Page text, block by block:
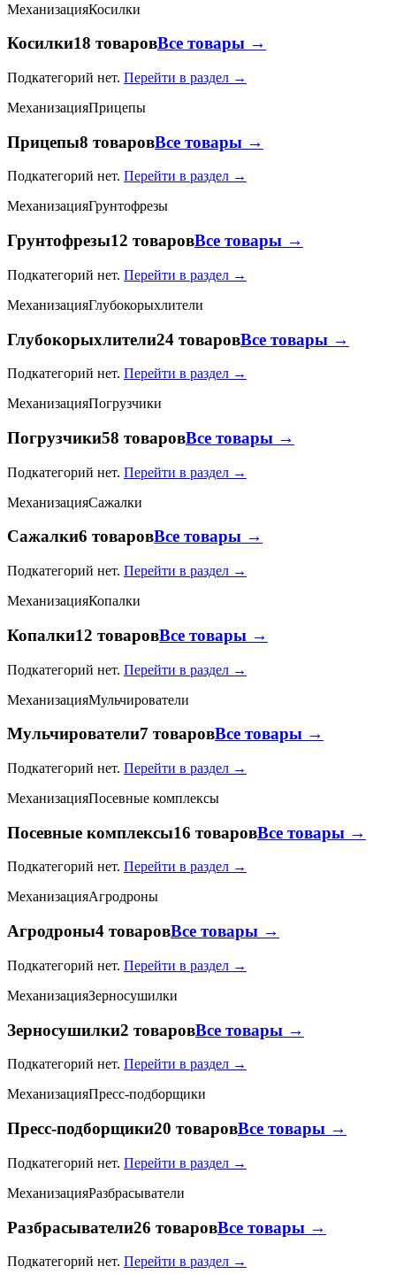
МеханизацияКосилки
Косилки18 товаровВсе товары →
Подкатегорий нет. Перейти в раздел →
МеханизацияПрицепы
Прицепы8 товаровВсе товары →
Подкатегорий нет. Перейти в раздел →
МеханизацияГрунтофрезы
Грунтофрезы12 товаровВсе товары →
Подкатегорий нет. Перейти в раздел →
МеханизацияГлубокорыхлители
Глубокорыхлители24 товаровВсе товары →
Подкатегорий нет. Перейти в раздел →
МеханизацияПогрузчики
Погрузчики58 товаровВсе товары →
Подкатегорий нет. Перейти в раздел →
МеханизацияСажалки
Сажалки6 товаровВсе товары →
Подкатегорий нет. Перейти в раздел →
МеханизацияКопалки
Копалки12 товаровВсе товары →
Подкатегорий нет. Перейти в раздел →
МеханизацияМульчирователи
Мульчирователи7 товаровВсе товары →
Подкатегорий нет. Перейти в раздел →
МеханизацияПосевные комплексы
Посевные комплексы16 товаровВсе товары →
Подкатегорий нет. Перейти в раздел →
МеханизацияАгродроны
Агродроны4 товаровВсе товары →
Подкатегорий нет. Перейти в раздел →
МеханизацияЗерносушилки
Зерносушилки2 товаровВсе товары →
Подкатегорий нет. Перейти в раздел →
МеханизацияПресс-подборщики
Пресс-подборщики20 товаровВсе товары →
Подкатегорий нет. Перейти в раздел →
МеханизацияРазбрасыватели
Разбрасыватели26 товаровВсе товары →
Подкатегорий нет. Перейти в раздел →